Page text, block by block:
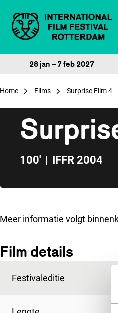
28 jan – 7 feb 2027
Home Films Surprise Film 4
100' | IFFR 2004
Meer informatie volgt
Film details
Festivaleditie